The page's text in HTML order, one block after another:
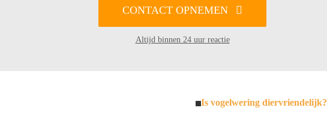
CONTACT OPNEMEN
Altijd binnen 24 uur reactie
Is vogelwering diervriendelijk?